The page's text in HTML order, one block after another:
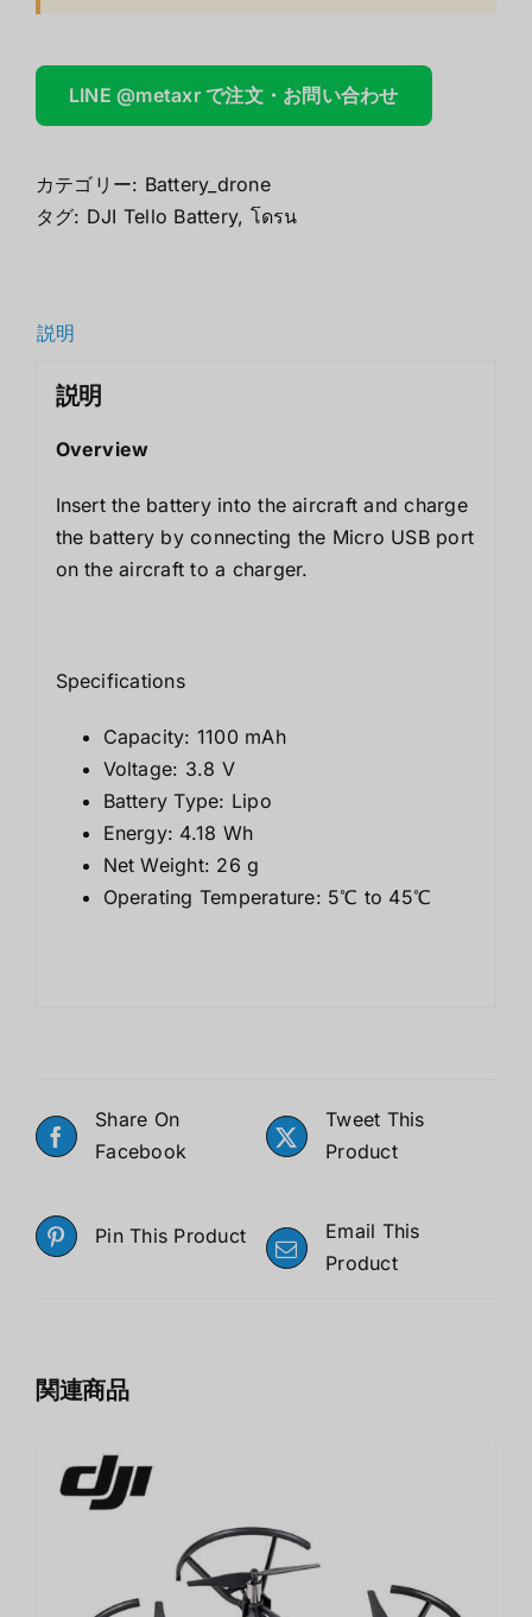
LINE @metaxr で注文・お問い合わせ
カテゴリー: Battery_drone
タグ: DJI Tello Battery, โดรน
説明
説明
Overview
Insert the battery into the aircraft and charge
the battery by connecting the Micro USB port
on the aircraft to a charger.
Specifications
Capacity: 1100 mAh
Voltage: 3.8 V
Battery Type: Lipo
Energy: 4.18 Wh
Net Weight: 26 g
Operating Temperature: 5℃ to 45℃
Share On
Facebook
Tweet This
Product
Pin This Product
Email This
Product
関連商品